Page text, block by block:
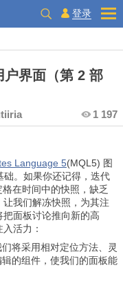
登录
界面（第 2 部
1 197
Language 5(MQL5) 图
。如果你还记得，迭代
在时间中的快照，缺乏
我们解冻快照，为其注
面板讨论推向新的高
活力：
将采用相对定位方法、灵
的组件，使我们的面板能